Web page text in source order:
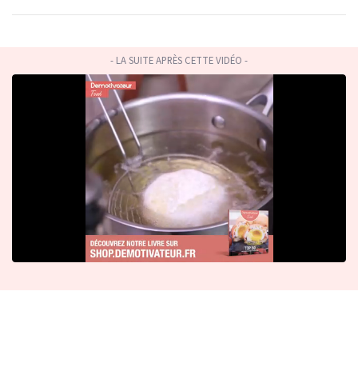
- LA SUITE APRÈS CETTE VIDÉO -